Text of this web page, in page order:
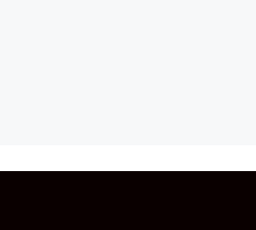
© 2026 | Firma Elektroniczna